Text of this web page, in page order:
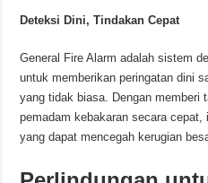
Deteksi Dini, Tindakan Cepat
General Fire Alarm adalah sistem
untuk memberikan peringatan dini
yang tidak biasa. Dengan memberi
pemadam kebakaran secara
yang dapat mencegah kerugian